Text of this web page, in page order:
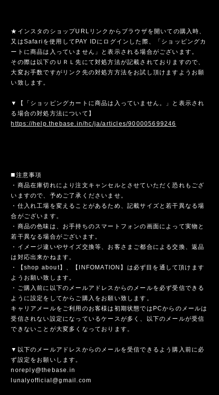
★インスタのショップURLリンクからブラウザを開いての購入時、
又はSafariを使用してPAY IDにログインした際、「ショッピングカ
ートに商品は入っていません」と表示される場合がございます。
その際は以下のＵＲＬ先にて対処方法が記載されておりますので、
大変お手数ですがリンク先の対処方方法をお試し頂けますようお願
い致します。
▼【「ショッピングカートに商品は入っていません。」と表示され
る場合の対処方法について】
https://help.thebase.in/hc/ja/articles/900005699246
◼️注意事項
・商品在庫切れにより注文キャンセルとさせていただく恐れもござ
いますので、予めご了承くださいませ。
・仕入れ工場を変えることがあるため、記載サイズと若干異なる場
合がございます。
・商品の色味は、お手持ちのスマートフォンの画面によって実物と
若干異なる場合がございます。
・イメージ違いやサイズ交換等、お客さまご都合による交換、返品
は対応出来かねます。
・【shop about】、【INFOMATION】は必ず目を通して頂けます
ようお願い致します。
・ご購入前に以下のメールアドレスからのメールを必ず受信できる
ように設定をしてからご購入をお願い致します。
キャリアメールをご利用のお客様は初期状態ではPCからのメールは
受信されない設定になっているケースが多く、以下のメールが受信
できないことが大変多くなっております。
▼以下のメールアドレスからのメールを受信できるよう購入前に必
ず設定をお願いします。
noreply@thebase.in
lunalyofficial@gmail.com